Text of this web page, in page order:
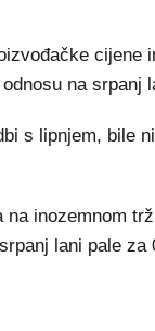
cijene
na srpanj
s lipnjem, bile
inozemnom
lani pale za